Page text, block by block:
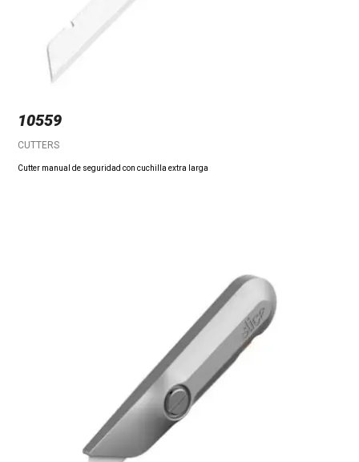
10559
CUTTERS
Cutter manual de seguridad con cuchilla extra larga